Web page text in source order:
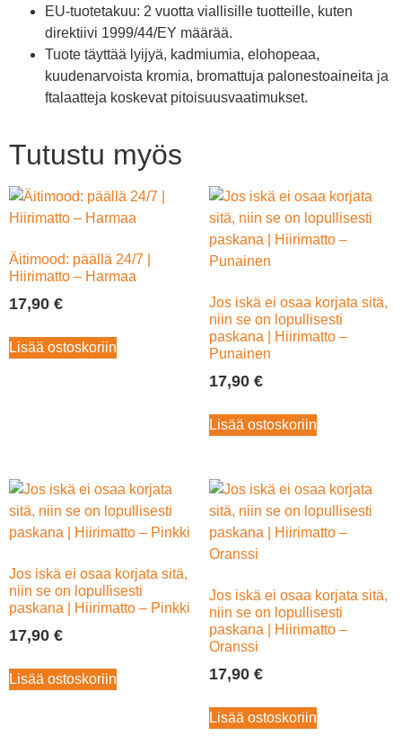
EU-tuotetakuu: 2 vuotta viallisille tuotteille, kuten
direktiivi 1999/44/EY määrää.
Tuote täyttää lyijyä, kadmiumia, elohopeaa,
kuudenarvoista kromia, bromattuja palonestoaineita ja
ftalaatteja koskevat pitoisuusvaatimukset.
Tutustu myös
Äitimood: päällä 24/7 |
Hiirimatto – Harmaa
17,90 €
Lisää ostoskoriin
Jos iskä ei osaa korjata sitä,
niin se on lopullisesti
paskana | Hiirimatto –
Punainen
17,90 €
Lisää ostoskoriin
Jos iskä ei osaa korjata sitä,
niin se on lopullisesti
paskana | Hiirimatto – Pinkki
17,90 €
Lisää ostoskoriin
Jos iskä ei osaa korjata sitä,
niin se on lopullisesti
paskana | Hiirimatto –
Oranssi
17,90 €
Lisää ostoskoriin